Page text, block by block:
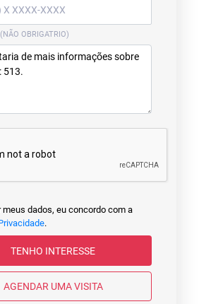
OBRIGATRIO)
meus dados, eu concordo com a
.
TENHO INTERESSE
AGENDAR UMA VISITA